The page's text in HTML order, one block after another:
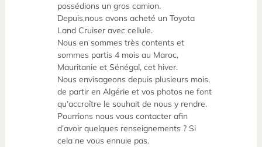
possédions un gros camion.
Depuis,nous avons acheté un Toyota
Land Cruiser avec cellule.
Nous en sommes très contents et
sommes partis 4 mois au Maroc,
Mauritanie et Sénégal, cet hiver.
Nous envisageons depuis plusieurs mois,
de partir en Algérie et vos photos ne font
qu’accroître le souhait de nous y rendre.
Pourrions nous vous contacter afin
d’avoir quelques renseignements ? Si
cela ne vous ennuie pas.